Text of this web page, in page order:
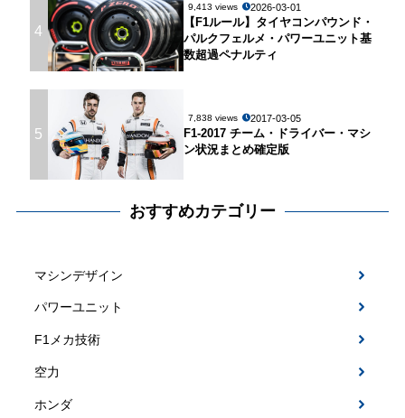
4
9,413 views 2026-03-01
【F1ルール】タイヤコンパウンド・
パルクフェルメ・パワーユニット基
数超過ペナルティ
5
7,838 views 2017-03-05
F1-2017 チーム・ドライバー・マシ
ン状況まとめ確定版
おすすめカテゴリー
マシンデザイン
パワーユニット
F1メカ技術
空力
ホンダ